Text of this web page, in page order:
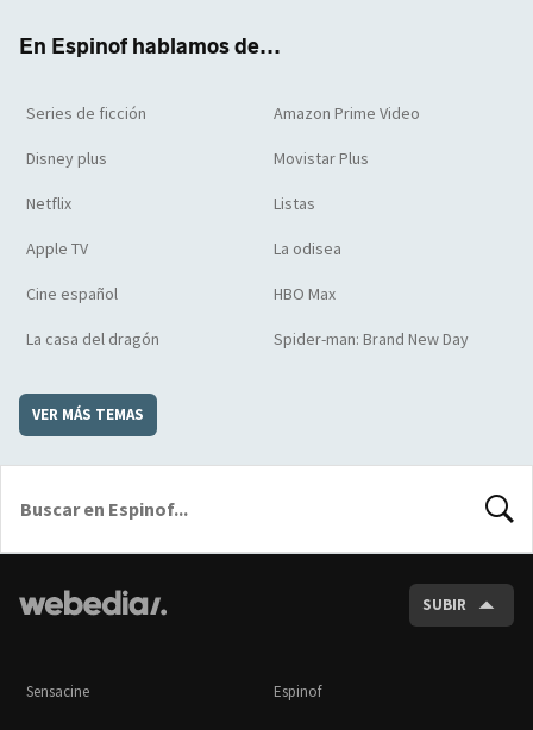
En Espinof hablamos de...
Series de ficción Amazon Prime Video
Disney plus Movistar Plus
Netflix Listas
Apple TV La odisea
Cine español HBO Max
La casa del dragón Spider-man: Brand New Day
VER MÁS TEMAS
SUBIR
Sensacine Espinof